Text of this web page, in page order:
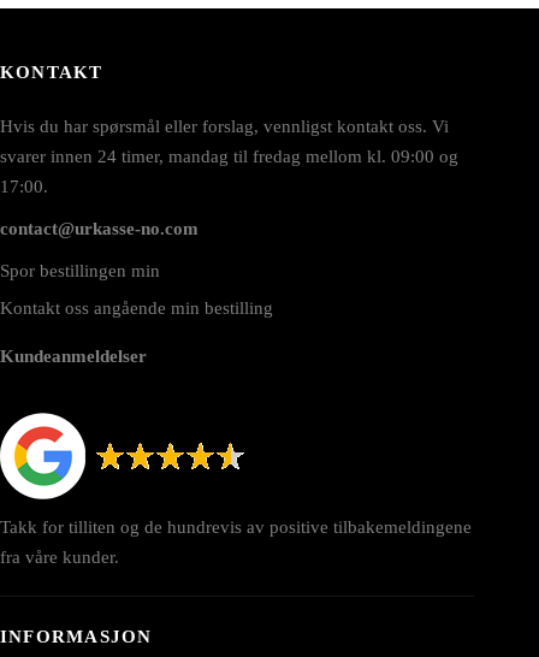
KONTAKT
Hvis du har spørsmål eller forslag, vennligst kontakt oss. Vi
svarer innen 24 timer, mandag til fredag mellom kl. 09:00 og
17:00.
contact@urkasse-no.com
Spor bestillingen min
Kontakt oss angående min bestilling
Kundeanmeldelser
Takk for tilliten og de hundrevis av positive tilbakemeldingene
fra våre kunder.
INFORMASJON